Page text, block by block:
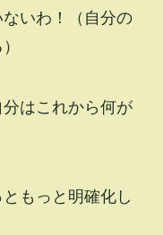
いわ！（自分の
はこれから何が
もっと明確化し